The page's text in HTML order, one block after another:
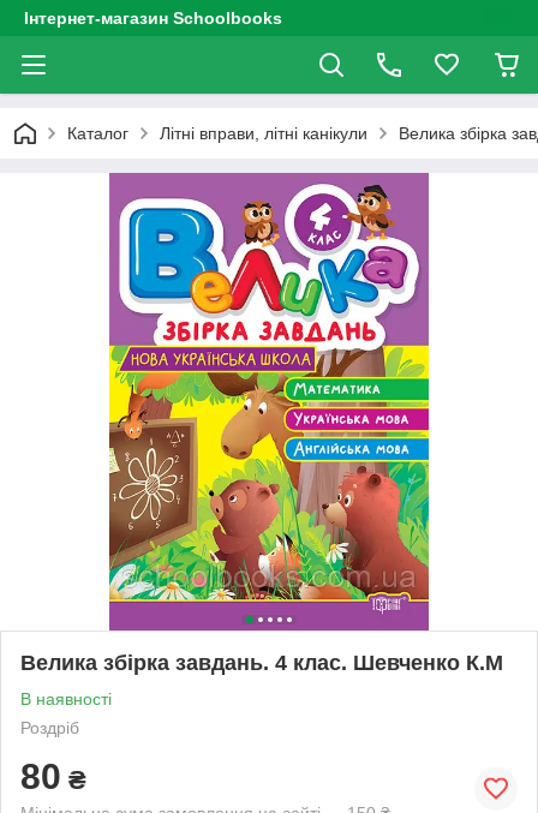
Інтернет-магазин Schoolbooks
Каталог Літні вправи, літні канікули Велика збірка
Велика збірка завдань. 4 клас. Шевченко К.М
В наявності
Роздріб
80 ₴